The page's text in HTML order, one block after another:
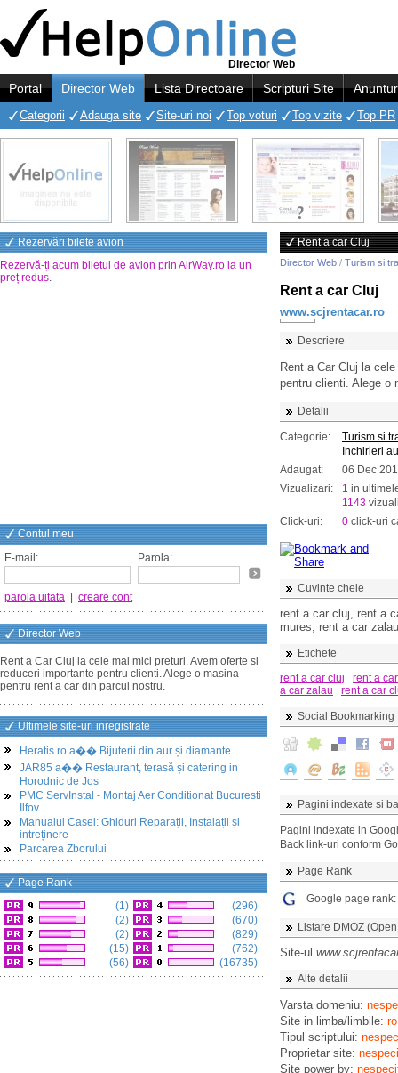
Director Web
Portal Director Web Lista Directoare Scripturi Site
Categorii Adauga site Site-uri noi Top voturi Top vizite Top PR
Rezervări bilete avion
Rezervă-ți acum biletul de avion prin AirWay.ro la un
preț redus.
Contul meu
E-mail:
Parola:
parola uitata creare cont
Director Web
Rent a Car Cluj la cele mai mici preturi. Avem oferte si
reduceri importante pentru clienti. Alege o masina
pentru rent a car din parcul nostru.
Ultimele site-uri inregistrate
Heratis.ro a�� Bijuterii din aur și diamante
JAR85 a�� Restaurant, terasă și catering in
Horodnic de Jos
PMC ServInstal - Montaj Aer Conditionat Bucuresti
Ilfov
Manualul Casei: Ghiduri Reparații, Instalații și
intreținere
Parcarea Zborului
Page Rank
(1)
(2)
(2)
(15)
(56)
(296)
(670)
(829)
(762)
(16735)
Rent a car Cluj
Director Web / Turism si
Rent a car Cluj
www.scjrentacar.ro
Descriere
Rent a Car Cluj la
pentru clienti. Alege o
Detalii
Categorie:
Turism si
Inchirieri
Adaugat:
06 Dec
Vizualizari:
1 in
1143
Click-uri:
0 click-uri
Cuvinte cheie
rent a car cluj, rent a
mures, rent a car
Etichete
rent a car cluj
rent a
a car zalau
rent a car
Social Bookmarking
Pagini indexate si
Pagini indexate in
Back link-uri conform
Page Rank
Google page rank:
Listare DMOZ
Site-ul
Alte detalii
Varsta domeniu:
Site in limba/limbile: ro
Tipul scriptului:
Proprietar site:
Site power by: